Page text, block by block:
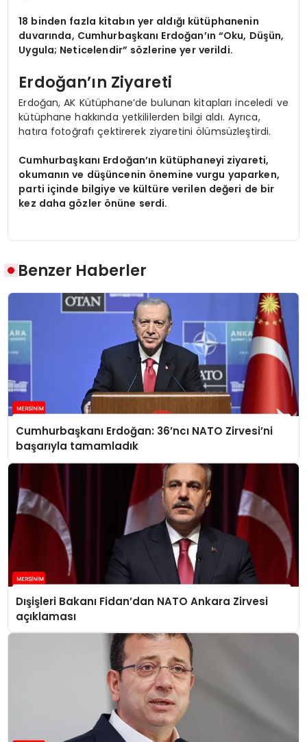
18 binden fazla kitabın yer aldığı kütüphanenin
duvarında, Cumhurbaşkanı Erdoğan’ın “Oku, Düşün,
Uygula; Neticelendir” sözlerine yer verildi.
Erdoğan’ın Ziyareti
Erdoğan, AK Kütüphane’de bulunan kitapları inceledi ve
kütüphane hakkında yetkililerden bilgi aldı. Ayrıca,
hatıra fotoğrafı çektirerek ziyaretini ölümsüzleştirdi.
Cumhurbaşkanı Erdoğan’ın kütüphaneyi ziyareti,
okumanın ve düşüncenin önemine vurgu yaparken,
parti içinde bilgiye ve kültüre verilen değeri de bir
kez daha gözler önüne serdi.
Benzer Haberler
Cumhurbaşkanı Erdoğan: 36’ncı NATO Zirvesi’ni
başarıyla tamamladık
Dışişleri Bakanı Fidan’dan NATO Ankara Zirvesi
açıklaması